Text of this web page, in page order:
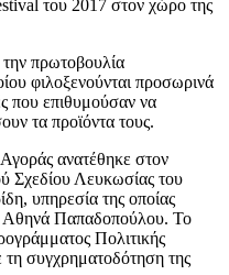
του 2017 στον χώρο της
πρωτοβουλία
φιλοξενούνται προσωρινά
που επιθυμούσαν να
τα προϊόντα τους.
ανατέθηκε στον
Σχεδίου Λευκωσίας του
υπηρεσία της οποίας
Αθηνά Παπαδοπούλου. Το
Πολιτικής
συγχρηματοδότηση της